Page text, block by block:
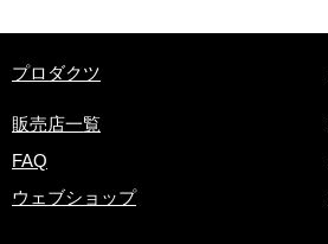
​プロダクツ
販売店一覧
FAQ
ウェブショップ